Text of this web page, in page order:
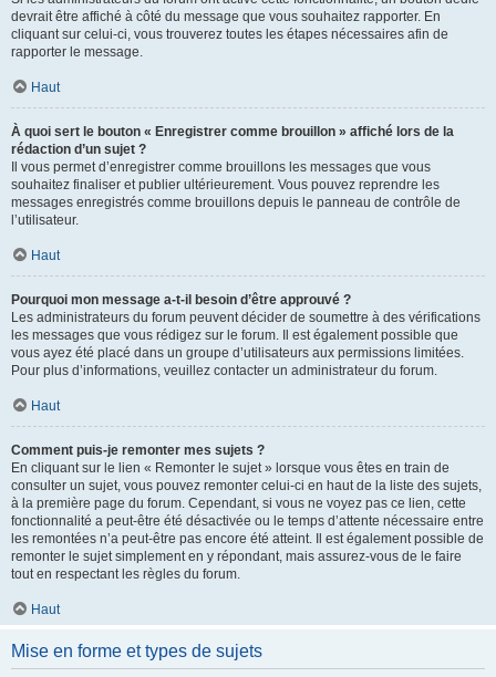
devrait être affiché à côté du message que vous souhaitez rapporter. En
cliquant sur celui-ci, vous trouverez toutes les étapes nécessaires afin de
rapporter le message.
Haut
À quoi sert le bouton « Enregistrer comme brouillon » affiché lors de la
rédaction d’un sujet ?
Il vous permet d’enregistrer comme brouillons les messages que vous
souhaitez finaliser et publier ultérieurement. Vous pouvez reprendre les
messages enregistrés comme brouillons depuis le panneau de contrôle de
l’utilisateur.
Haut
Pourquoi mon message a-t-il besoin d’être approuvé ?
Les administrateurs du forum peuvent décider de soumettre à des vérifications
les messages que vous rédigez sur le forum. Il est également possible que
vous ayez été placé dans un groupe d’utilisateurs aux permissions limitées.
Pour plus d’informations, veuillez contacter un administrateur du forum.
Haut
Comment puis-je remonter mes sujets ?
En cliquant sur le lien « Remonter le sujet » lorsque vous êtes en train de
consulter un sujet, vous pouvez remonter celui-ci en haut de la liste des sujets,
à la première page du forum. Cependant, si vous ne voyez pas ce lien, cette
fonctionnalité a peut-être été désactivée ou le temps d’attente nécessaire entre
les remontées n’a peut-être pas encore été atteint. Il est également possible de
remonter le sujet simplement en y répondant, mais assurez-vous de le faire
tout en respectant les règles du forum.
Haut
Mise en forme et types de sujets